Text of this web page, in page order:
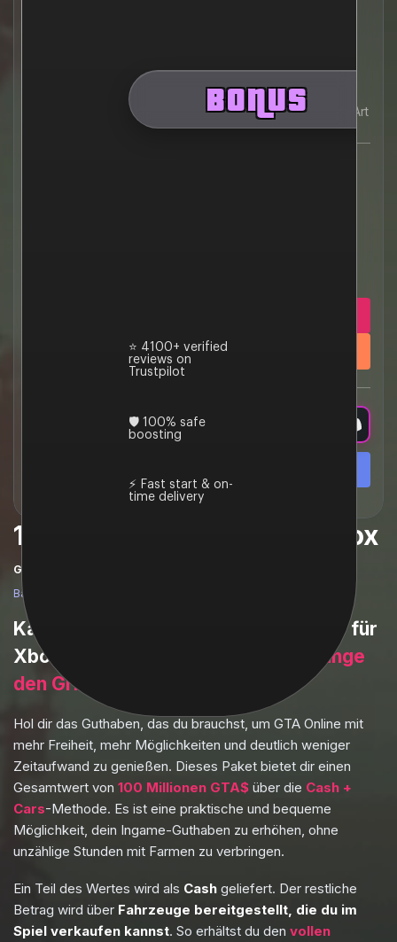
BONUS
⭐ 4100+ verified
reviews on
Trustpilot
🛡️ 100% safe
boosting
⚡ Fast start & on-
time delivery
Auf Level 120 setzen (+$29,99)
Ultimate Heist Essentials Bundle: Kosatka, Arcade,
Facility, Agency, Auto Shop, Salvage Yard, Mansion+Art
Studio & More (+$29,99)
IN DEN WARENKORB
Vor der Bestellung chatten
100 Mio. GTA$ & Autos Xbox
Gesamtbewertung
Based on
Kaufe 100 Millionen GTA Cash + Cars für
Xbox One / Series X|S
und überspringe
den Grind.
Hol dir das Guthaben, das du brauchst, um GTA Online mit
mehr Freiheit, mehr Möglichkeiten und deutlich weniger
Zeitaufwand zu genießen. Dieses Paket bietet dir einen
Gesamtwert von 100 Millionen GTA$ über die Cash +
Cars-Methode. Es ist eine praktische und bequeme
Möglichkeit, dein Ingame-Guthaben zu erhöhen, ohne
unzählige Stunden mit Farmen zu verbringen.
Ein Teil des Wertes wird als Cash geliefert. Der restliche
Betrag wird über Fahrzeuge bereitgestellt, die du im
Spiel verkaufen kannst. So erhältst du den vollen